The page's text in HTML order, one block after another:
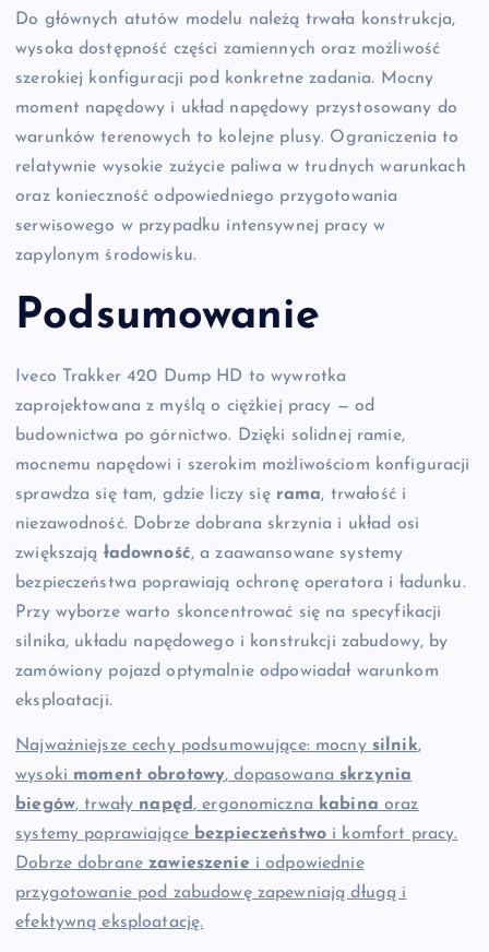
Do głównych atutów modelu należą trwała konstrukcja,
wysoka dostępność części zamiennych oraz możliwość
szerokiej konfiguracji pod konkretne zadania. Mocny
moment napędowy i układ napędowy przystosowany do
warunków terenowych to kolejne plusy. Ograniczenia to
relatywnie wysokie zużycie paliwa w trudnych warunkach
oraz konieczność odpowiedniego przygotowania
serwisowego w przypadku intensywnej pracy w
zapylonym środowisku.
Podsumowanie
Iveco Trakker 420 Dump HD to wywrotka
zaprojektowana z myślą o ciężkiej pracy — od
budownictwa po górnictwo. Dzięki solidnej ramie,
mocnemu napędowi i szerokim możliwościom konfiguracji
sprawdza się tam, gdzie liczy się rama, trwałość i
niezawodność. Dobrze dobrana skrzynia i układ osi
zwiększają ładowność, a zaawansowane systemy
bezpieczeństwa poprawiają ochronę operatora i ładunku.
Przy wyborze warto skoncentrować się na specyfikacji
silnika, układu napędowego i konstrukcji zabudowy, by
zamówiony pojazd optymalnie odpowiadał warunkom
eksploatacji.
Najważniejsze cechy podsumowujące: mocny silnik,
wysoki moment obrotowy, dopasowana skrzynia
biegów, trwały napęd, ergonomiczna kabina oraz
systemy poprawiające bezpieczeństwo i komfort pracy.
Dobrze dobranezawieszeniei odpowiednie
przygotowanie pod zabudowę zapewniają długą i
efektywną eksploatację.